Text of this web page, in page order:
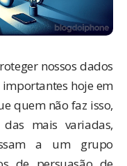
nossos dados
importantes hoje em
quem não faz isso,
mais variadas,
a um grupo